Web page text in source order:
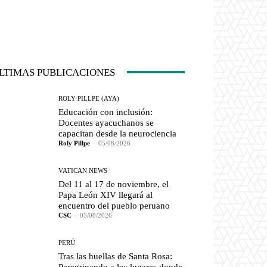
PUBLICACIONES
ROLY PILLPE (AYA)
Educación con inclusión:
Docentes ayacuchanos se
capacitan desde la neurociencia
Roly Pillpe - 05/08/2026
VATICAN NEWS
Del 11 al 17 de noviembre, el
Papa León XIV llegará al
encuentro del pueblo peruano
CSC - 05/08/2026
PERÚ
Tras las huellas de Santa Rosa: